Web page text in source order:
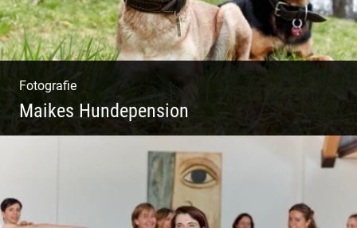
Fotografie
Maikes Hundepension
Tierisch lebendiges Shooting